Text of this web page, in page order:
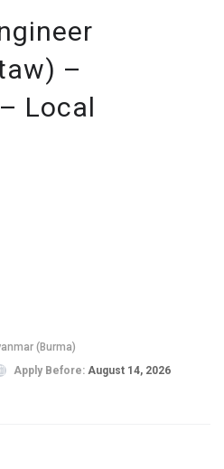
–
Local
(Burma)
Apply Before: August 14, 2026